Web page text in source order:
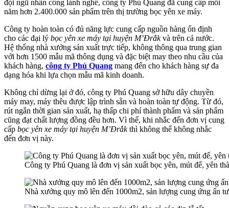
đội ngũ nhân công lành nghề, công ty Phú Quang đã cung cấp mỗi
năm hơn 2.400.000 sản phẩm trên thị trường bọc yên xe máy.
Công ty hoàn toàn có đủ năng lực cung cấp nguồn hàng ổn định
cho các đại lý bọc yên xe máy tại huyện M’Đrắkvà trên cả nước.
Hệ thống nhà xưởng sản xuất trực tiếp, không thông qua trung gian
với hơn 1500 mẫu mã thông dụng và đặc biệt may theo nhu cầu của
khách hàng, công ty Phú Quang mang đến cho khách hàng sự đa
dạng hóa khi lựa chọn mẫu mã kinh doanh.
Không chỉ dừng lại ở đó, công ty Phú Quang sở hữu dây chuyền
máy may, máy thêu được lập trình sẵn và hoàn toàn tự động. Từ đó,
rút ngắn thời gian sản xuất, hạ thấp chi phí thành phẩm và sản phẩm
cũng đạt chất lượng đồng đều hơn. Vì thế, khi nhắc đến đơn vị cung
cấp bọc yên xe máy tại huyện M’Đrắkthì không thể không nhắc
đến đơn vị này.
Công ty Phú Quang là đơn vị sản xuất bọc yên, mút đế, yên
Nhà xưởng quy mô lên đến 1000m2, sản lượng cung ứng ấn